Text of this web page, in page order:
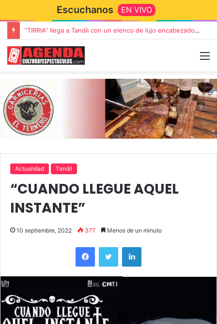
Escuchanos EN VIVO
“TIRRIA” llega a Tandil con un elenco de lujo encabezado por Capusotto, Spregelburd y Stefani
Actualidad Tandil
“CUANDO LLEGUE AQUEL
INSTANTE”
10 septiembre, 2022 377 Menos de un minuto